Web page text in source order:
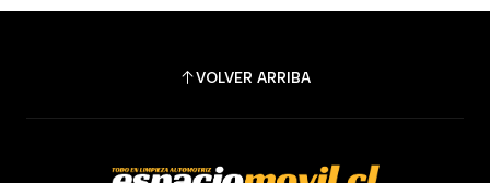
VOLVER ARRIBA